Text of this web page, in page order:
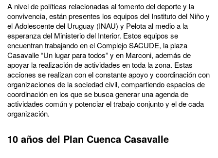
A nivel de políticas relacionadas al fomento del deporte y la
convivencia, están presentes los equipos del Instituto del Niño y
el Adolescente del Uruguay (INAU) y Pelota al medio a la
esperanza del Ministerio del Interior. Estos equipos se
encuentran trabajando en el Complejo SACUDE, la plaza
Casavalle “Un lugar para todos” y en Marconi, además de
apoyar la realización de actividades en toda la zona. Estas
acciones se realizan con el constante apoyo y coordinación con
organizaciones de la sociedad civil, compartiendo espacios de
coordinación en los que se busca generar una agenda de
actividades común y potenciar el trabajo conjunto y el de cada
organización.
10 años del Plan Cuenca Casavalle